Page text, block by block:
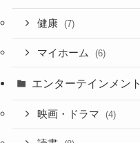
健康 (7)
マイホーム (6)
エンターテインメント
映画・ドラマ (4)